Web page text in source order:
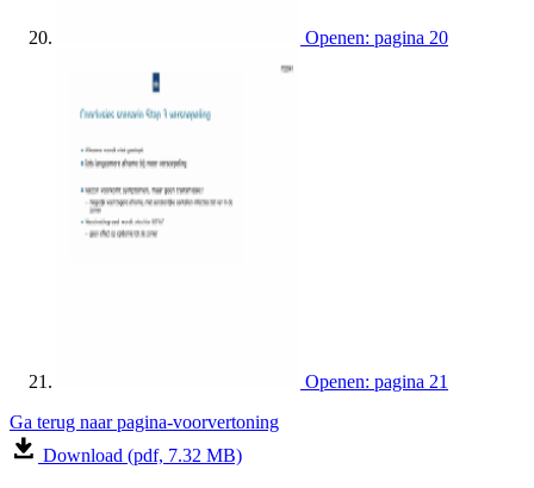
Openen: pagina 20
Openen: pagina 21
Ga terug naar pagina-voorvertoning
Download (pdf, 7.32 MB)